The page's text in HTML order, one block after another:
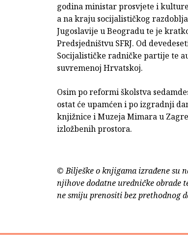
godina ministar prosvjete i
a na kraju socijalističkog
Jugoslavije u Beogradu te je
Predsjedništvu SFRJ. Od
Socijalističke radničke partije te
suvremenoj Hrvatskoj.
Osim po reformi školstva
ostat će upamćen i po izgradnji
knjižnice i Muzeja Mimara u
izložbenih prostora.
© Bilješke o knjigama izrađene su
njihove dodatne uredničke obrade
ne smiju prenositi bez prethodnog